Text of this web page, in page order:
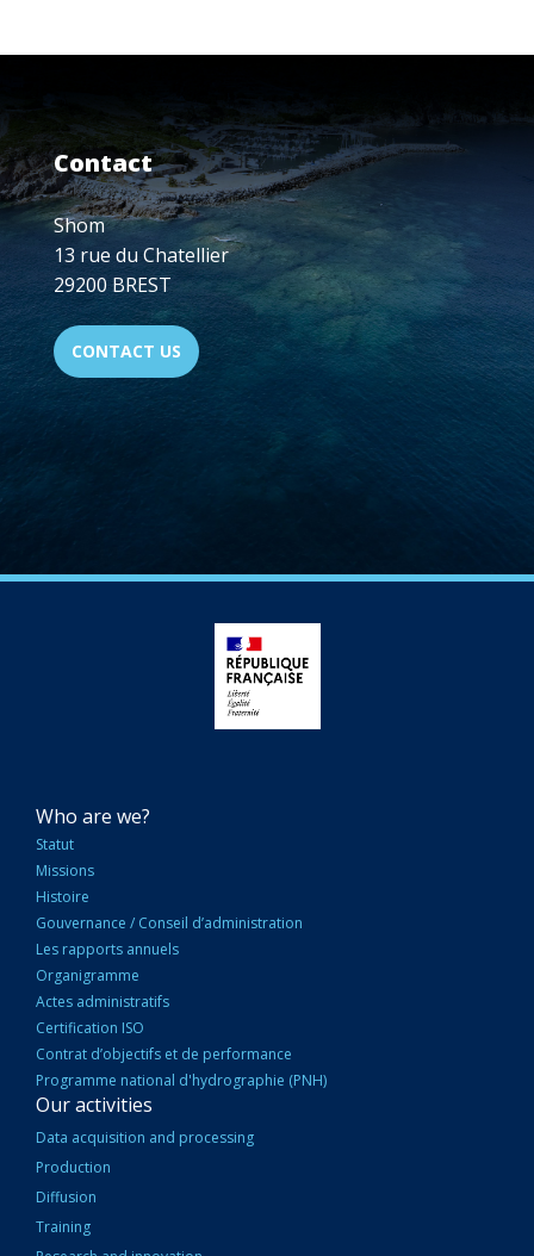
Contact
Shom
13 rue du Chatellier
29200 BREST
CONTACT US
NAVIGATION
PRINCIPALE
Who are we?
Statut
Missions
Histoire
Gouvernance / Conseil d’administration
Les rapports annuels
Organigramme
Actes administratifs
Certification ISO
Contrat d’objectifs et de performance
Programme national d'hydrographie (PNH)
Our activities
Data acquisition and processing
Production
Diffusion
Training